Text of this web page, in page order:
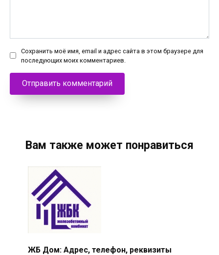
Сохранить моё имя, email и адрес сайта в этом браузере для
последующих моих комментариев.
Вам также может понравиться
ЖБ Дом: Адрес, телефон, реквизиты